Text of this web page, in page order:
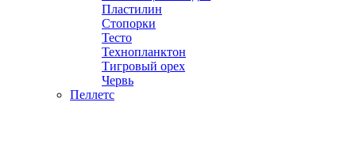
Пластилин
Стопорки
Тесто
Технопланктон
Тигровый орех
Червь
Пеллетс